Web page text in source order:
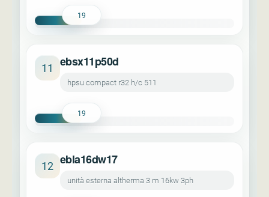
19
11 ebsx11p50d
hpsu compact r32 h/c 511
19
12 ebla16dw17
unità esterna altherma 3 m 16kw 3ph